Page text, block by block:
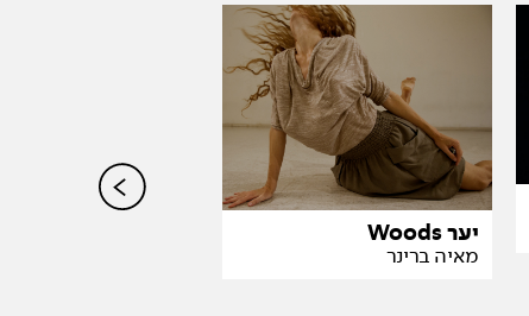
יער Woods
מאיה ברינר